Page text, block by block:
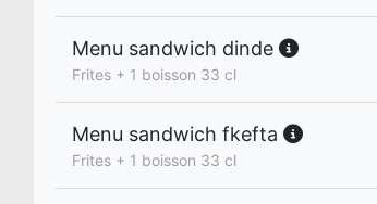
Menu sandwich dinde
Frites + 1 boisson 33 cl
Menu sandwich fkefta
Frites + 1 boisson 33 cl